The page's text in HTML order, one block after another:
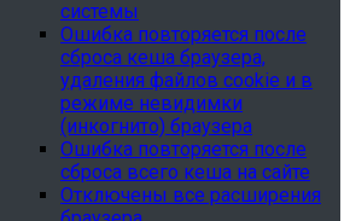
системы
Ошибка повторяется после
сброса кеша браузера,
удаления файлов cookie и в
режиме невидимки
(инкогнито) браузера
Ошибка повторяется после
сброса всего кеша на сайте
Отключены все расширения